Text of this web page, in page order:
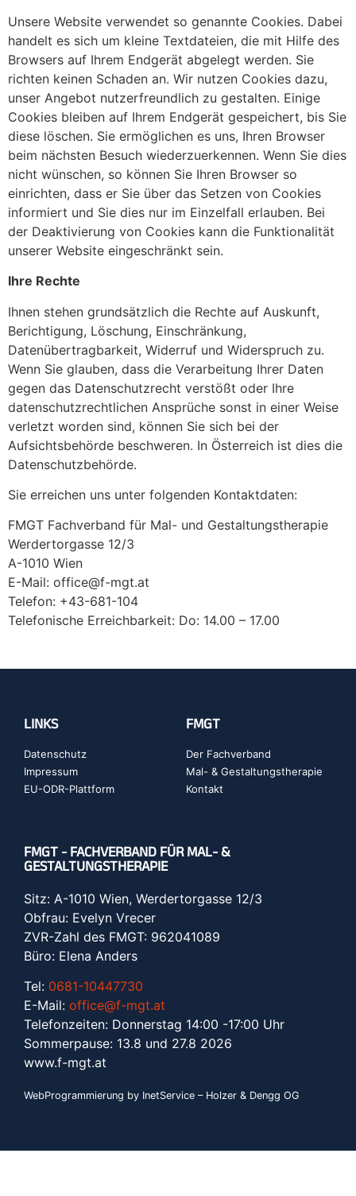
Unsere Website verwendet so genannte Cookies. Dabei
handelt es sich um kleine Textdateien, die mit Hilfe des
Browsers auf Ihrem Endgerät abgelegt werden. Sie
richten keinen Schaden an. Wir nutzen Cookies dazu,
unser Angebot nutzerfreundlich zu gestalten. Einige
Cookies bleiben auf Ihrem Endgerät gespeichert, bis Sie
diese löschen. Sie ermöglichen es uns, Ihren Browser
beim nächsten Besuch wiederzuerkennen. Wenn Sie dies
nicht wünschen, so können Sie Ihren Browser so
einrichten, dass er Sie über das Setzen von Cookies
informiert und Sie dies nur im Einzelfall erlauben. Bei
der Deaktivierung von Cookies kann die Funktionalität
unserer Website eingeschränkt sein.
Ihre Rechte
Ihnen stehen grundsätzlich die Rechte auf Auskunft,
Berichtigung, Löschung, Einschränkung,
Datenübertragbarkeit, Widerruf und Widerspruch zu.
Wenn Sie glauben, dass die Verarbeitung Ihrer Daten
gegen das Datenschutzrecht verstößt oder Ihre
datenschutzrechtlichen Ansprüche sonst in einer Weise
verletzt worden sind, können Sie sich bei der
Aufsichtsbehörde beschweren. In Österreich ist dies die
Datenschutzbehörde.
Sie erreichen uns unter folgenden Kontaktdaten:
FMGT Fachverband für Mal- und Gestaltungstherapie
Werdertorgasse 12/3
A-1010 Wien
E-Mail: office@f-mgt.at
Telefon: +43-681-104
Telefonische Erreichbarkeit: Do: 14.00 – 17.00
LINKS
Datenschutz
Impressum
EU-ODR-Plattform
FMGT
Der Fachverband
Mal- & Gestaltungstherapie
Kontakt
FMGT - FACHVERBAND FÜR MAL- &
GESTALTUNGSTHERAPIE
Sitz: A-1010 Wien, Werdertorgasse 12/3
Obfrau: Evelyn Vrecer
ZVR-Zahl des FMGT: 962041089
Büro: Elena Anders
Tel: 0681-10447730
E-Mail: office@f-mgt.at
Telefonzeiten: Donnerstag 14:00 -17:00 Uhr
Sommerpause: 13.8 und 27.8 2026
www.f-mgt.at
WebProgrammierung by InetService – Holzer & Dengg OG